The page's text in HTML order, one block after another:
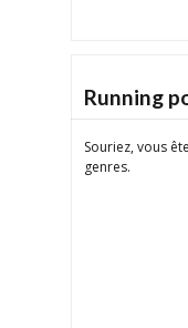
Running
Souriez, vous
genres.